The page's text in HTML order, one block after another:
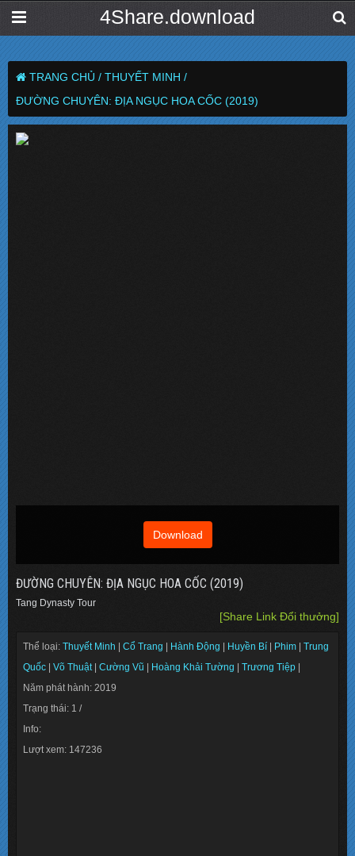
4Share.download
TRANG CHỦ / THUYẾT MINH /
ĐƯỜNG CHUYÊN: ĐỊA NGỤC HOA CỐC (2019)
Download
ĐƯỜNG CHUYÊN: ĐỊA NGỤC HOA CỐC (2019)
Tang Dynasty Tour
[Share Link Đổi thưởng]
Thể loại: Thuyết Minh Cổ Trang Hành Động Huyền Bí Phim
Trung
Quốc
Võ Thuật Cường Vũ Hoàng Khải Tường Trương Tiệp
Năm phát hành: 2019
Trạng thái: 1 /
Info:
Lượt xem: 147236